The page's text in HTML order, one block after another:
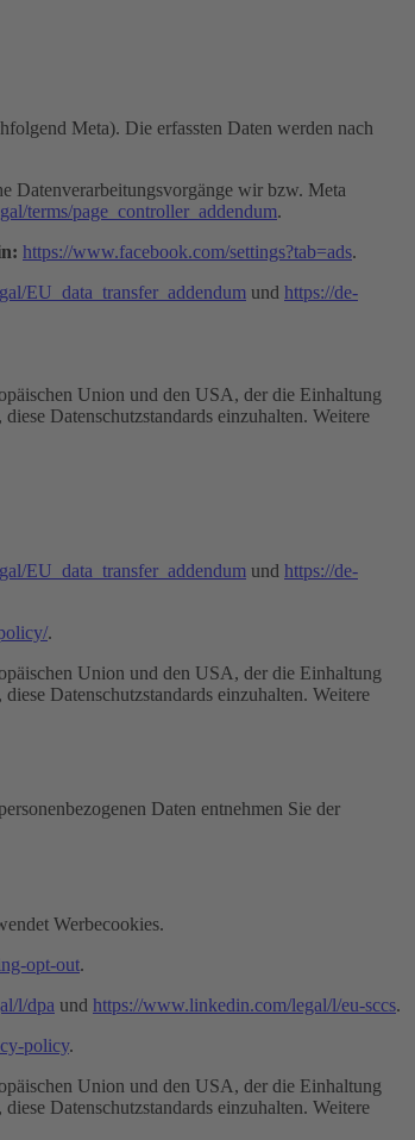
Meta). Die erfassten Daten werden nach
Datenverarbeitungsvorgänge wir bzw. Meta
terms/page_controller_addendum.
https://www.facebook.com/settings?tab=ads.
EU_data_transfer_addendum und https://de-
Union und den USA, der die Einhaltung
Datenschutzstandards einzuhalten. Weitere
EU_data_transfer_addendum und https://de-
.
Union und den USA, der die Einhaltung
Datenschutzstandards einzuhalten. Weitere
Daten entnehmen Sie der
Werbecookies.
opt-out.
l/dpa und https://www.linkedin.com/legal/l/eu-sccs.
policy.
Union und den USA, der die Einhaltung
Datenschutzstandards einzuhalten. Weitere